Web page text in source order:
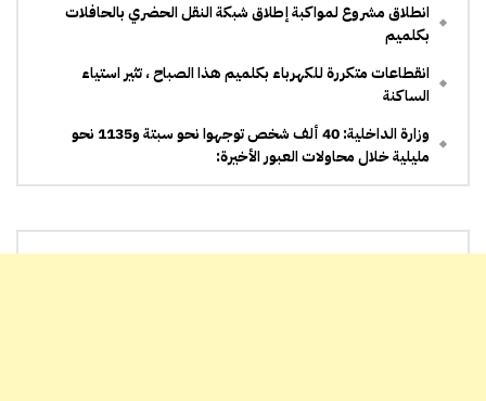
انطلاق مشروع لمواكبة إطلاق شبكة النقل الحضري بالحافلات
بكلميم
انقطاعات متكررة للكهرباء بكلميم هذا الصباح ، تثير استياء
الساكنة
وزارة الداخلية: 40 ألف شخص توجهوا نحو سبتة و1135 نحو
مليلية خلال محاولات العبور الأخيرة: